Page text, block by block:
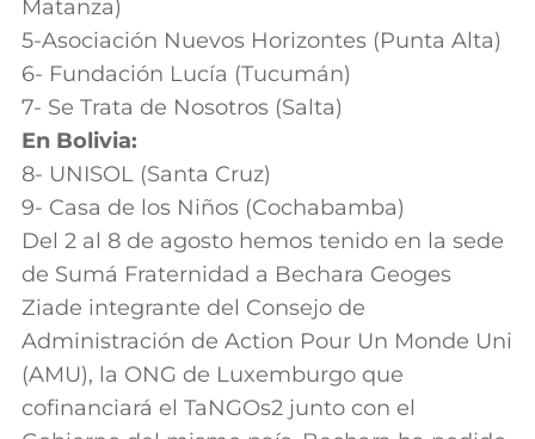
Matanza)
5-Asociación Nuevos Horizontes (Punta Alta)
6- Fundación Lucía (Tucumán)
7- Se Trata de Nosotros (Salta)
En Bolivia:
8- UNISOL (Santa Cruz)
9- Casa de los Niños (Cochabamba)
Del 2 al 8 de agosto hemos tenido en la sede
de Sumá Fraternidad a Bechara Geoges
Ziade integrante del Consejo de
Administración de Action Pour Un Monde Uni
(AMU), la ONG de Luxemburgo que
cofinanciará el TaNGOs2 junto con el